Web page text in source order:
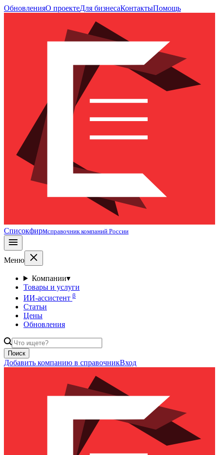
ОбновленияО проектеДля бизнесаКонтактыПомощь
Списокфирмсправочник компаний России
Меню
Компании▾
Товары и услуги
ИИ-ассистент β
Статьи
Цены
Обновления
Поиск
Добавить компанию в справочникВход